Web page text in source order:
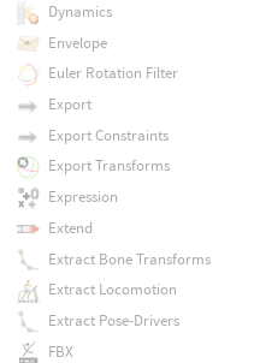
Dynamics
Envelope
Euler Rotation Filter
Export
Export Constraints
Export Transforms
Expression
Extend
Extract Bone Transforms
Extract Locomotion
Extract Pose-Drivers
FBX